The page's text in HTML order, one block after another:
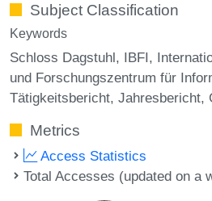
Subject Classification
Keywords
Schloss Dagstuhl IBFI
und Forschungszentrum für
Tätigkeitsbericht Jahresbericht
Metrics
Access Statistics
Total Accesses (updated on a